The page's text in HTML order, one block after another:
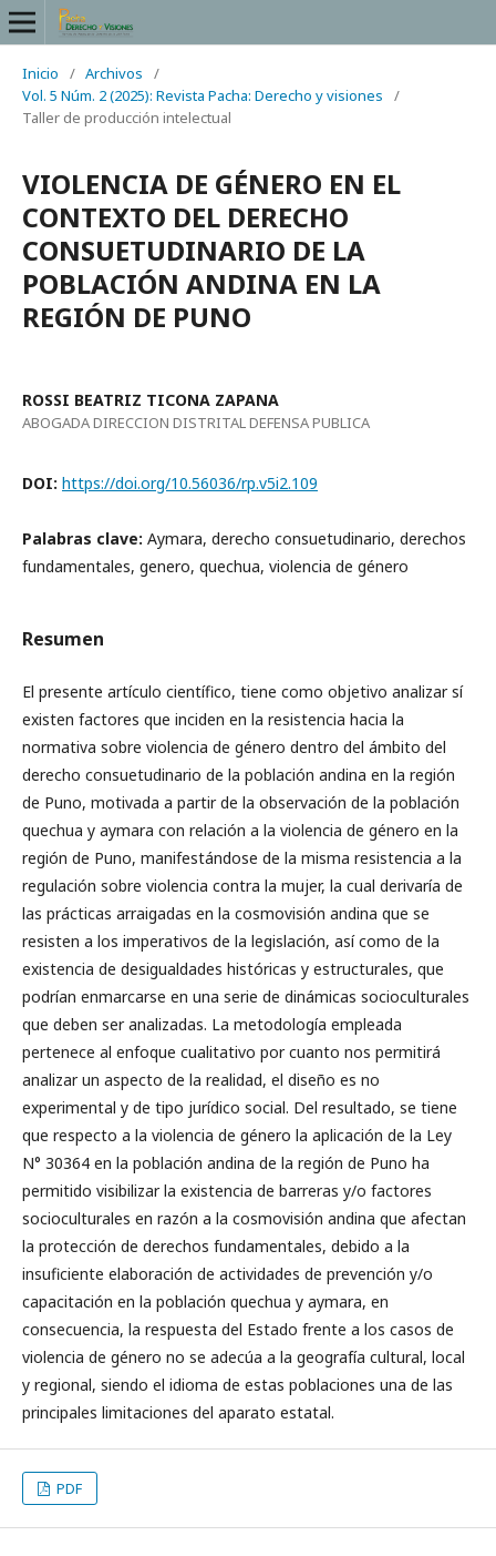
Inicio / Archivos
/
Vol. 5 Núm. 2 (2025): Revista Pacha: Derecho y visiones
/
Taller de producción intelectual
VIOLENCIA DE GÉNERO EN EL
CONTEXTO DEL DERECHO
CONSUETUDINARIO DE LA
POBLACIÓN ANDINA EN LA
REGIÓN DE PUNO
ROSSI BEATRIZ TICONA ZAPANA
ABOGADA DIRECCION DISTRITAL DEFENSA PUBLICA
DOI: https://doi.org/10.56036/rp.v5i2.109
Palabras clave: Aymara, derecho consuetudinario, derechos
fundamentales, genero, quechua, violencia de género
Resumen
El presente artículo científico, tiene como objetivo analizar sí
existen factores que inciden en la resistencia hacia la
normativa sobre violencia de género dentro del ámbito del
derecho consuetudinario de la población andina en la región
de Puno, motivada a partir de la observación de la población
quechua y aymara con relación a la violencia de género en la
región de Puno, manifestándose de la misma resistencia a la
regulación sobre violencia contra la mujer, la cual derivaría de
las prácticas arraigadas en la cosmovisión andina que se
resisten a los imperativos de la legislación, así como de la
existencia de desigualdades históricas y estructurales, que
podrían enmarcarse en una serie de dinámicas socioculturales
que deben ser analizadas. La metodología empleada
pertenece al enfoque cualitativo por cuanto nos permitirá
analizar un aspecto de la realidad, el diseño es no
experimental y de tipo jurídico social. Del resultado, se tiene
que respecto a la violencia de género la aplicación de la Ley
N° 30364 en la población andina de la región de Puno ha
permitido visibilizar la existencia de barreras y/o factores
socioculturales en razón a la cosmovisión andina que afectan
la protección de derechos fundamentales, debido a la
insuficiente elaboración de actividades de prevención y/o
capacitación en la población quechua y aymara, en
consecuencia, la respuesta del Estado frente a los casos de
violencia de género no se adecúa a la geografía cultural, local
y regional, siendo el idioma de estas poblaciones una de las
principales limitaciones del aparato estatal.
PDF